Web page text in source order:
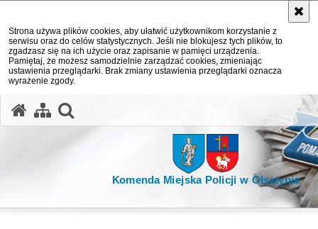
Strona używa plików cookies, aby ułatwić użytkownikom korzystanie z
serwisu oraz do celów statystycznych. Jeśli nie blokujesz tych plików, to
zgadzasz się na ich użycie oraz zapisanie w pamięci urządzenia.
Pamiętaj, że możesz samodzielnie zarządzać cookies, zmieniając
ustawienia przeglądarki. Brak zmiany ustawienia przeglądarki oznacza
wyrażenie zgody.
Komenda Miejska Policji w Olsztynie